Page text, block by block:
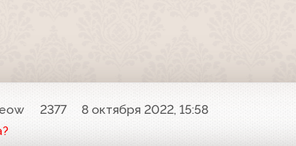
2377
8 октября 2022, 15:58